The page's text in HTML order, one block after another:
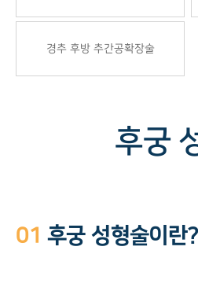
경추 후방 추간공확장술
후궁
01 후궁 성형술이란?